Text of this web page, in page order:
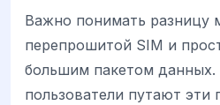
Важно понимать разницу
перепрошитой SIM и
большим пакетом данных.
пользователи путают эти